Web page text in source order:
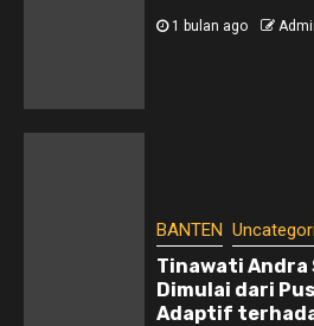
1 bulan ago
BANTEN
Tinawati Andra
Dimulai dari
Adaptif